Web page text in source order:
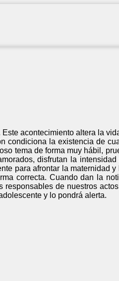
acontecimiento altera la
condiciona la existencia de
tema de forma muy hábil,
disfrutan la intensidad
para afrontar la maternidad y
correcta. Cuando dan la
de nuestros
y lo pondrá alerta.